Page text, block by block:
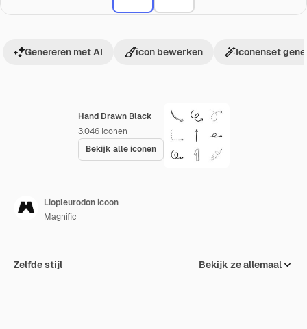
Hand Drawn Black
3,046 Iconen
Bekijk alle iconen
Genereren met AI icon bewerken Iconenset
Liopleurodon icoon
Magnific
Zelfde stijl Bekijk ze allemaal